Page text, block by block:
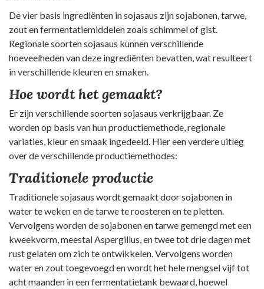
De vier basis ingrediënten in sojasaus zijn sojabonen, tarwe,
zout en fermentatiemiddelen zoals schimmel of gist.
Regionale soorten sojasaus kunnen verschillende
hoeveelheden van deze ingrediënten bevatten, wat resulteert
in verschillende kleuren en smaken.
Hoe wordt het gemaakt?
Er zijn verschillende soorten sojasaus verkrijgbaar. Ze
worden op basis van hun productiemethode, regionale
variaties, kleur en smaak ingedeeld. Hier een verdere uitleg
over de verschillende productiemethodes:
Traditionele productie
Traditionele sojasaus wordt gemaakt door sojabonen in
water te weken en de tarwe te roosteren en te pletten.
Vervolgens worden de sojabonen en tarwe gemengd met een
kweekvorm, meestal Aspergillus, en twee tot drie dagen met
rust gelaten om zich te ontwikkelen. Vervolgens worden
water en zout toegevoegd en wordt het hele mengsel vijf tot
acht maanden in een fermentatietank bewaard, hoewel